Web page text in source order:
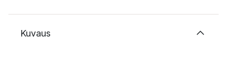
Kuvaus